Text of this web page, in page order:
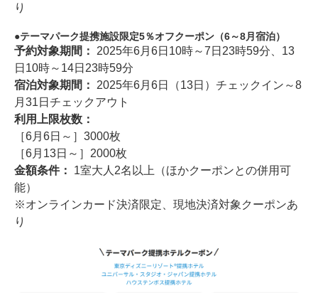
り
テーマパーク提携施設限定5％オフクーポン（6～8月宿泊）
予約対象期間： 2025年6月6日10時～7日23時59分、13
日10時～14日23時59分
宿泊対象期間： 2025年6月6日（13日）チェックイン～8
月31日チェックアウト
利用上限枚数：
［6月6日～］3000枚
［6月13日～］2000枚
金額条件： 1室大人2名以上（ほかクーポンとの併用可
能）
※オンラインカード決済限定、現地決済対象クーポンあ
り